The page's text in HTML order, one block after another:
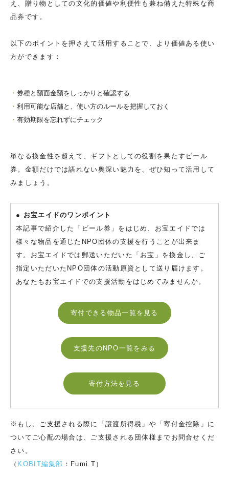
え、贈り物としての文化的価値や利便性も兼ね備えた特殊な商
品券です。
以下のポイントを押さえて活用することで、より価値ある使い
方ができます：
券種と額面金額をしっかりと確認する
利用可能な店舗と、使い方のルールを把握しておく
有効期限を忘れずにチェック
単なる換金性を超えて、ギフトとしての役割を果たすビール
券。金額だけでは語れない奥深い魅力を、ぜひ知って活用して
みましょう。
● お宝エイドのワンポイント
本記事で紹介した「ビール券」をはじめ、お宝エイドでは
様々な物品を通じたNPO団体の支援を行うことが出来ま
す。お宝エイドでは郵送いただいた「お宝」を換金し、ご
指定いただいたNPO団体の活動原資として送り届けます。
あなたもお宝エイドでの支援活動をはじめてみませんか。
寄付できる物品一覧を見る
支援先のNPO一覧をみる
寄付方法を見る
※もし、ご支援される際に「譲渡所得税」や「寄付金控除」に
ついてご心配の場合は、ご支援される団体様までお問合せくだ
さい。
（ KOBIT編集部 ：Fumi.T）